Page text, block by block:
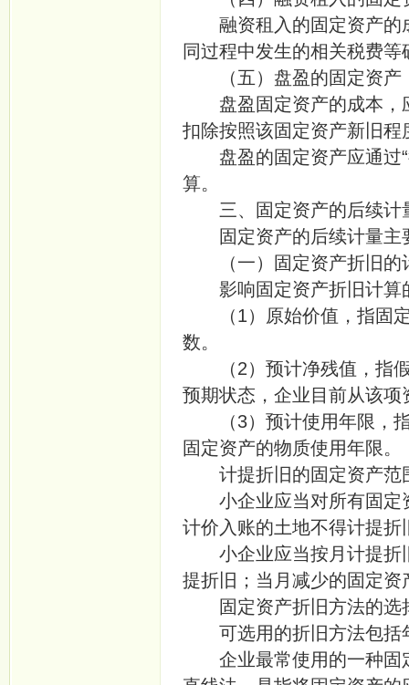
融资租入的固定资产的
同过程中发生的相关税费等
（五）盘盈的固定资产
盘盈固定资产的成本，
扣除按照该固定资产新旧
盘盈的固定资产应通过
算。
三、固定资产的后续计
固定资产的后续计量主
（一）固定资产折旧的
影响固定资产折旧计算
（1）原始价值，指固定
数。
（2）预计净残值，指假
预期状态，企业目前从该
（3）预计使用年限，指
固定资产的物质使用年限。
计提折旧的固定资产范
小企业应当对所有固定
计价入账的土地不得计提折
小企业应当按月计提折
提折旧；当月减少的固定
固定资产折旧方法的选
可选用的折旧方法包括
企业最常使用的一种固